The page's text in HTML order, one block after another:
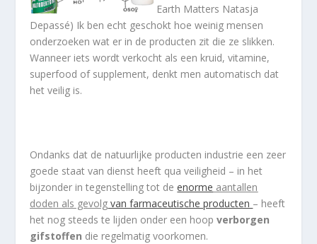
Earth Matters Natasja
Depassé) Ik ben echt geschokt hoe weinig mensen
onderzoeken wat er in de producten zit die ze slikken.
Wanneer iets wordt verkocht als een kruid, vitamine,
superfood of supplement, denkt men automatisch dat
het veilig is.
Ondanks dat de natuurlijke producten industrie een zeer
goede staat van dienst heeft qua veiligheid – in het
bijzonder in tegenstelling tot deenorme aantallen
doden als gevolg van farmaceutische producten – heeft
het nog steeds te lijden onder een hoopverborgen
gifstoffen die regelmatig voorkomen.